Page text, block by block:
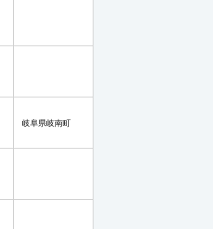
岐阜県岐南町